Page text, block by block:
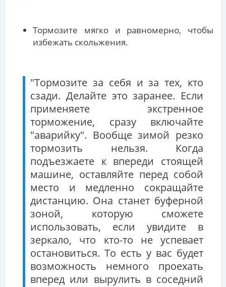
Тормозите мягко и равномерно, чтобы
избежать скольжения.
"Тормозите за себя и за тех, кто
сзади. Делайте это заранее. Если
применяете экстренное
торможение, сразу включайте
"аварийку". Вообще зимой резко
тормозить нельзя. Когда
подъезжаете к впереди стоящей
машине, оставляйте перед собой
место и медленно сокращайте
дистанцию. Она станет буферной
зоной, которую сможете
использовать, если увидите в
зеркало, что кто-то не успевает
остановиться. То есть у вас будет
возможность немного проехать
вперед или вырулить в соседний